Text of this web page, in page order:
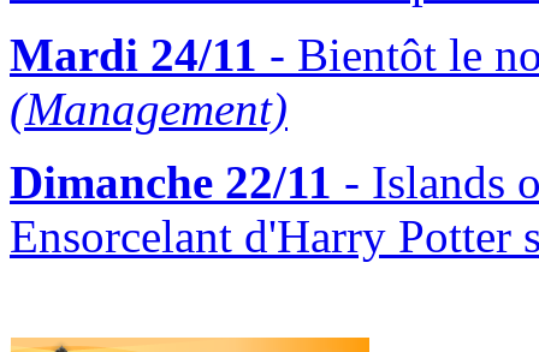
Mardi 24/11 - Bientôt le
(Management)
Dimanche 22/11 - Islands
Ensorcelant d'Harry Potter